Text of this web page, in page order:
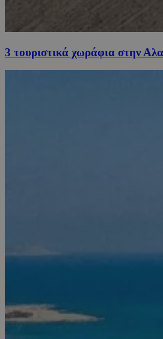
3 τουριστικά χωράφια στην